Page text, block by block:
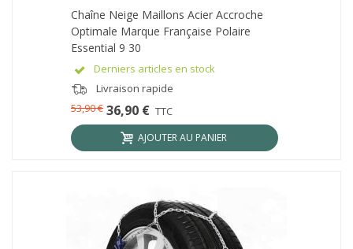
Chaîne Neige Maillons Acier Accroche
Optimale Marque Française Polaire
Essential 9 30
Derniers articles en stock
Livraison rapide
36,90 € TTC
53,90 €
AJOUTER AU PANIER